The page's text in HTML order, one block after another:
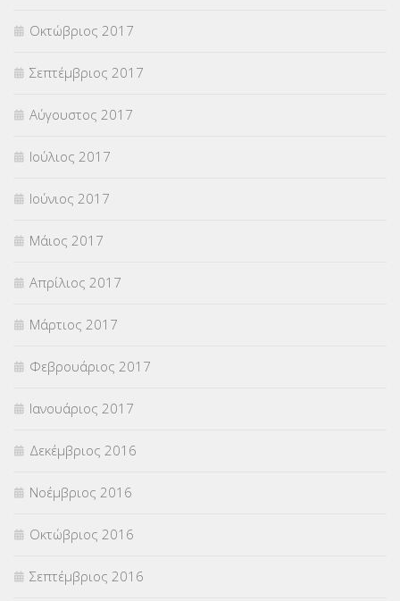
Οκτώβριος 2017
Σεπτέμβριος 2017
Αύγουστος 2017
Ιούλιος 2017
Ιούνιος 2017
Μάιος 2017
Απρίλιος 2017
Μάρτιος 2017
Φεβρουάριος 2017
Ιανουάριος 2017
Δεκέμβριος 2016
Νοέμβριος 2016
Οκτώβριος 2016
Σεπτέμβριος 2016